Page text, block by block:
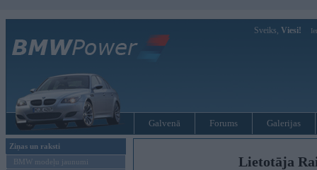
Sveiks, Viesi!
Galvenā Forums Galerijas
Ziņas un raksti
BMW modeļu jaunumi
Lietotāja